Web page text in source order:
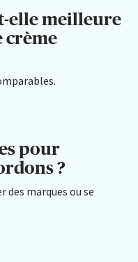
elle meilleure
crème
pour
?
des marques ou se